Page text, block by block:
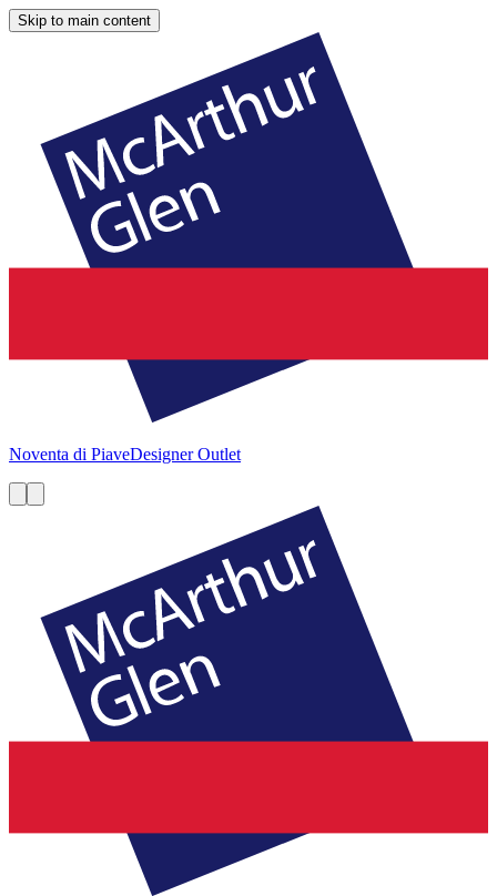
Skip to main content
Noventa di PiaveDesigner Outlet